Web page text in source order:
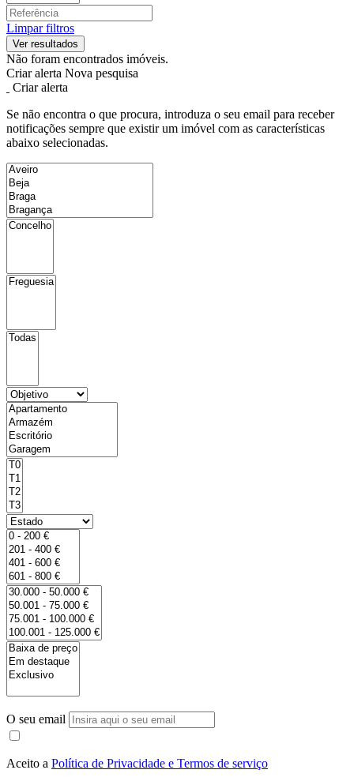
Limpar filtros
Não foram encontrados imóveis.
Criar alerta Nova pesquisa
Criar alerta
Se não encontra o que procura, introduza o seu email para receber
notificações sempre que existir um imóvel com as características
abaixo selecionadas.
O seu email
Aceito a Política de Privacidade e Termos de serviço